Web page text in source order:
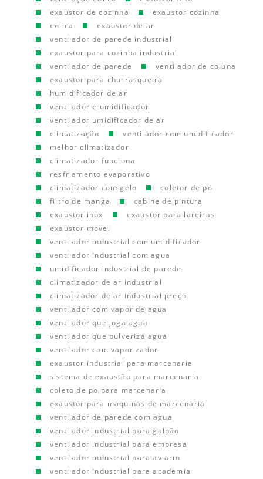
exaustor de cozinha
exaustor cozinha
eolica
exaustor de ar
ventilador de parede industrial
exaustor para cozinha industrial
ventilador de parede
ventilador de coluna
exaustor para churrasqueira
humidificador de ar
ventilador e umidificador
ventilador umidificador de ar
climatização
ventilador com umidificador
melhor climatizador
climatizador funciona
resfriamento evaporativo
climatizador com gelo
coletor de pó
filtro de manga
cabine de pintura
exaustor inox
exaustor para lareiras
exaustor movel
ventilador industrial com umidificador
ventilador industrial com agua
umidificador industrial de parede
climatizador de ar industrial
climatizador de ar industrial preço
ventilador com vapor de agua
ventilador que joga agua
ventilador que pulveriza agua
ventilador com vaporizador
exaustor industrial para marcenaria
sistema de exaustão para marcenaria
coleto de po para marcenaria
exaustor para maquinas de marcenaria
ventilador de parede com agua
ventilador industrial para galpão
ventilador industrial para empresa
ventilador industrial para aviario
ventilador industrial para academia